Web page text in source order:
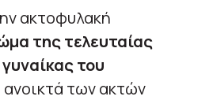
ακτοφυλακή
της τελευταίας
του
των ακτών